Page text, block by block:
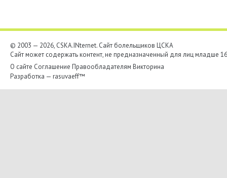
© 2003 — 2026, CSKA.INternet. Cайт болельщиков ЦСКА
Сайт может содержать контент, не предназначенный для лиц младше
О сайте Соглашение Правообладателям Викторина
Разработка — rasuvaeff™